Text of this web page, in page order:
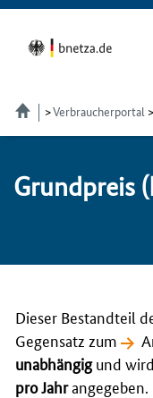
Verbraucherportal
Grund­preis
Dieser Bestandteil
Gegensatz zum
unabhängigund
pro Jahrangegeben.